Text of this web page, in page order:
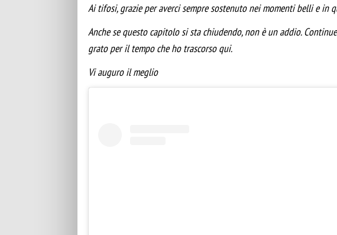
Ai tifosi, grazie per averci sempre sostenuto nei momenti belli e in
Anche se questo capitolo si sta chiudendo, non è un addio.
grato per il tempo che ho trascorso qui.
Vi auguro il meglio